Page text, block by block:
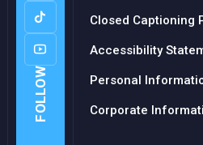
FOLLOW
Closed Captioning
Accessibility
Personal
Corporate